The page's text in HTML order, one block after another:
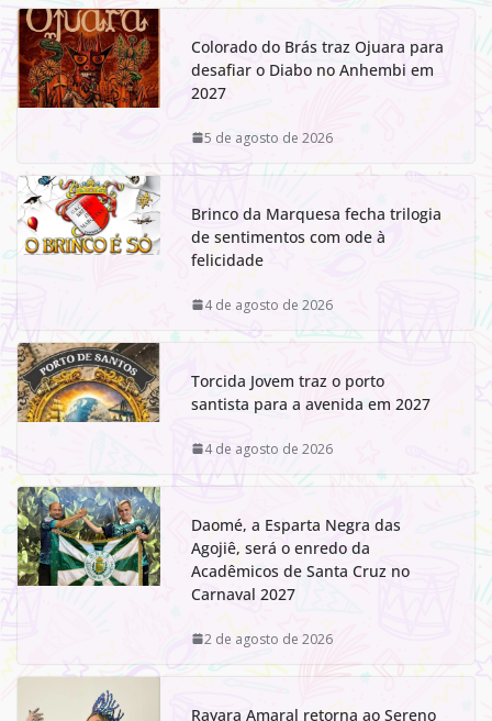
Colorado do Brás traz Ojuara para
desafiar o Diabo no Anhembi em
2027
5 de agosto de 2026
Brinco da Marquesa fecha trilogia
de sentimentos com ode à
felicidade
4 de agosto de 2026
Torcida Jovem traz o porto
santista para a avenida em 2027
4 de agosto de 2026
Daomé, a Esparta Negra das
Agojiê, será o enredo da
Acadêmicos de Santa Cruz no
Carnaval 2027
2 de agosto de 2026
Rayara Amaral retorna ao Sereno